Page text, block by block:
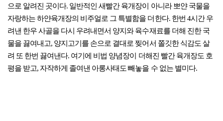
으로 알려진 곳이다. 일반적인 새빨간 육개장이 아니라 뽀얀 국물을
자랑하는 하얀육개장의 비주얼로 그 특별함을 더한다. 한번 4시간 우
려낸 한우 사골을 다시 우려내면서 양지와 육수재료를 더해 진한 국
물을 끓여내고, 양지고기를 손으로 결대로 찢어서 쫄깃한 식감도 살
려 또 한번 끓여낸다. 여기에 비법 양념장이 더해진 빨간 육개장도 호
평을 받고, 자작하게 졸여낸 아롱사태도 빼놓을 수 없는 별미다.